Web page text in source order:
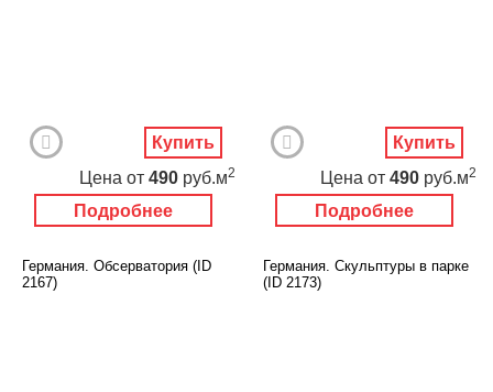
Подробнее
Цена от 490 руб.м2
Купить
Подробнее
Цена от 490 руб.м2
Купить
Германия. Обсерватория (ID
2167)
Германия. Скульптуры в парке
(ID 2173)